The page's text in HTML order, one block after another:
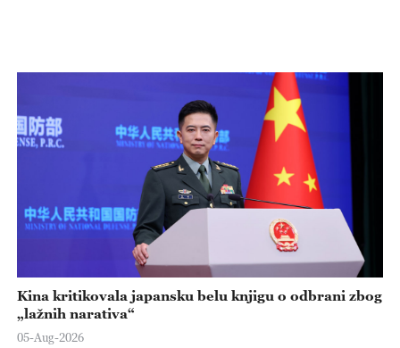
Kina kritikovala japansku belu knjigu o odbrani zbog
„lažnih narativa“
05-Aug-2026